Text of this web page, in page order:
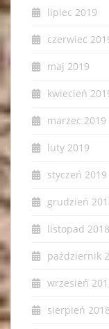
lipiec 2019
czerwiec
maj 2019
kwiecień
marzec 2019
luty 2019
styczeń 2019
grudzień
listopad 2018
październik
wrzesień
sierpień 2018